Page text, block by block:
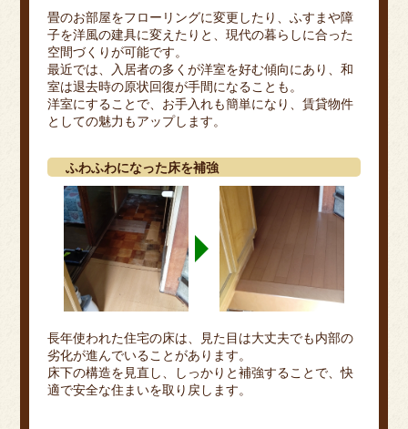
畳のお部屋をフローリングに変更したり、ふすまや障
子を洋風の建具に変えたりと、現代の暮らしに合った
空間づくりが可能です。
最近では、入居者の多くが洋室を好む傾向にあり、和
室は退去時の原状回復が手間になることも。
洋室にすることで、お手入れも簡単になり、賃貸物件
としての魅力もアップします。
ふわふわになった床を補強
長年使われた住宅の床は、見た目は大丈夫でも内部の
劣化が進んでいることがあります。
床下の構造を見直し、しっかりと補強することで、快
適で安全な住まいを取り戻します。